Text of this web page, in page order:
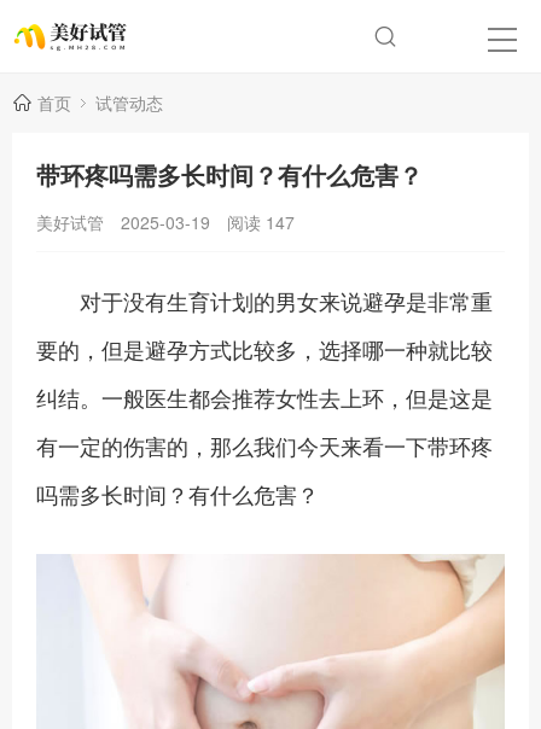
首页 试管动态
带环疼吗需多长时间？有什么危害？
美好试管 2025-03-19 阅读 147
对于没有生育计划的男女来说避孕是非常重
要的，但是避孕方式比较多，选择哪一种就比较
纠结。一般医生都会推荐女性去上环，但是这是
有一定的伤害的，那么我们今天来看一下带环疼
吗需多长时间？有什么危害？